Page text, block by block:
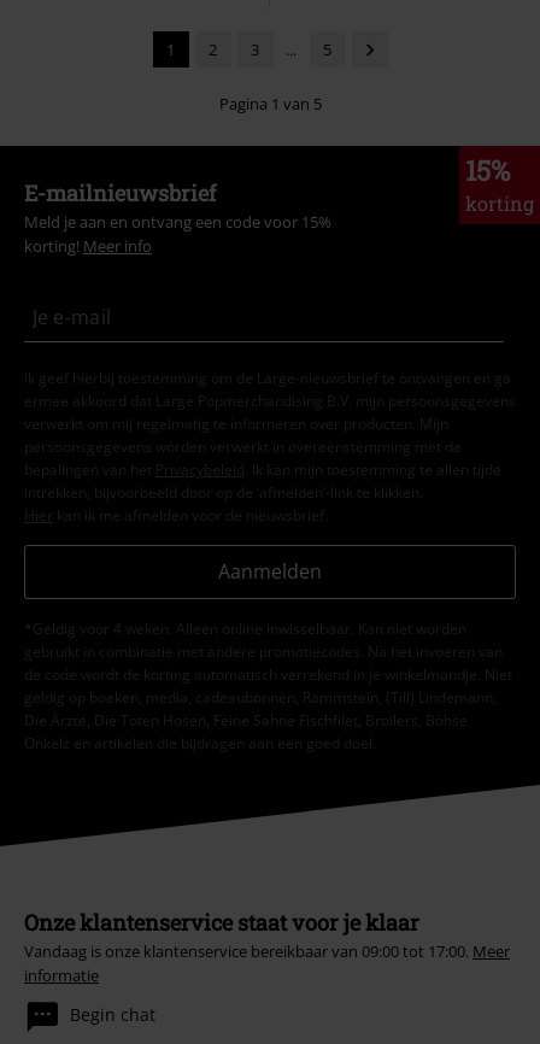
1 2 3 ... 5
Pagina 1 van 5
15%
korting
E-mailnieuwsbrief
Meld je aan en ontvang een code voor 15%
korting! Meer info
Ik geef hierbij toestemming om de Large-nieuwsbrief te ontvangen en ga
ermee akkoord dat Large Popmerchandising B.V. mijn persoonsgegevens
verwerkt om mij regelmatig te informeren over producten. Mijn
persoonsgegevens worden verwerkt in overeenstemming met de
bepalingen van het
Privacybeleid . Ik kan mijn toestemming te allen tijde
intrekken, bijvoorbeeld door op de ‘afmelden’-link te klikken.
Hier kan ik me afmelden voor de nieuwsbrief.
Aanmelden
*Geldig voor 4 weken. Alleen online inwisselbaar. Kan niet worden
gebruikt in combinatie met andere promotiecodes. Na het invoeren van
de code wordt de korting automatisch verrekend in je winkelmandje. Niet
geldig op boeken, media, cadeaubonnen, Rammstein, (Till) Lindemann,
Die Ärzte, Die Toten Hosen, Feine Sahne Fischfilet, Broilers, Böhse
Onkelz en artikelen die bijdragen aan een goed doel.
Onze klantenservice staat voor je klaar
Vandaag is onze klantenservice bereikbaar van 09:00 tot 17:00. Meer
informatie
Begin chat